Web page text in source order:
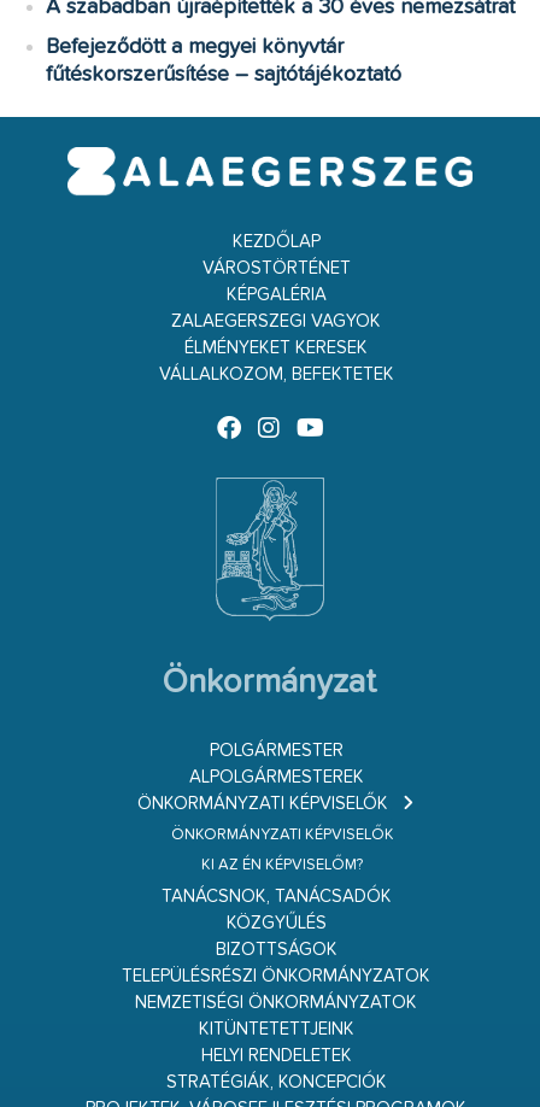
A szabadban újraépítették a 30 éves nemezsátrat
Befejeződött a megyei könyvtár
fűtéskorszerűsítése – sajtótájékoztató
KEZDŐLAP
VÁROSTÖRTÉNET
KÉPGALÉRIA
ZALAEGERSZEGI VAGYOK
ÉLMÉNYEKET KERESEK
VÁLLALKOZOM, BEFEKTETEK
Önkormányzat
POLGÁRMESTER
ALPOLGÁRMESTEREK
ÖNKORMÁNYZATI KÉPVISELŐK
ÖNKORMÁNYZATI KÉPVISELŐK
KI AZ ÉN KÉPVISELŐM?
TANÁCSNOK, TANÁCSADÓK
KÖZGYŰLÉS
BIZOTTSÁGOK
TELEPÜLÉSRÉSZI ÖNKORMÁNYZATOK
NEMZETISÉGI ÖNKORMÁNYZATOK
KITÜNTETETTJEINK
HELYI RENDELETEK
STRATÉGIÁK, KONCEPCIÓK